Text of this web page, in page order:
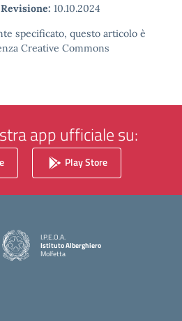
Revisione: 10.10.2024
specificato, questo articolo è
Creative Commons
app ufficiale su:
Play Store
I.P.E.O.A.
Istituto Alberghiero
Molfetta